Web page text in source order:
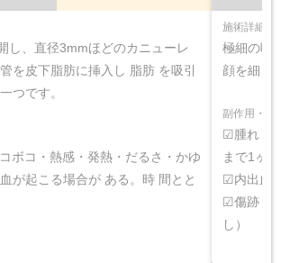
し、直径3mmほどのカニューレ
を皮下脂肪に挿入し 脂肪 を吸引
つです。
ボコ・熱感・発熱・だるさ・かゆ
が起こる場合が ある。時 間とと
施術詳細
極細の吸
顔を細く
副作用・リ
☑腫れ
まで1ヶ
☑内出血
☑傷跡
し）